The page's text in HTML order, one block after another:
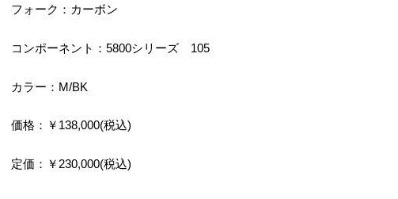
フォーク：カーボン
コンポーネント：5800シリーズ 105
カラー：M/BK
価格：￥138,000(税込)
定価：￥230,000(税込)